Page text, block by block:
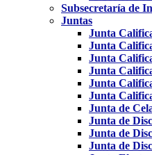
Subsecretaría de
Juntas
Junta
Junta
Junta
Junta
Junta
Junta
Junta de
Junta de
Junta de
Junta de